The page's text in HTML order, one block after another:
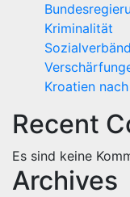
Kriminalität
Kroatien
Recent
Es sind keine
Archives